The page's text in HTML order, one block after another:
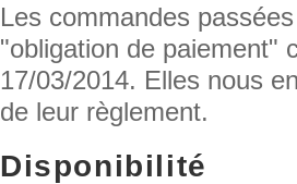
Les commandes
"obligation de paiement"
17/03/2014. Elles nous
de leur règlement.
Disponibilité